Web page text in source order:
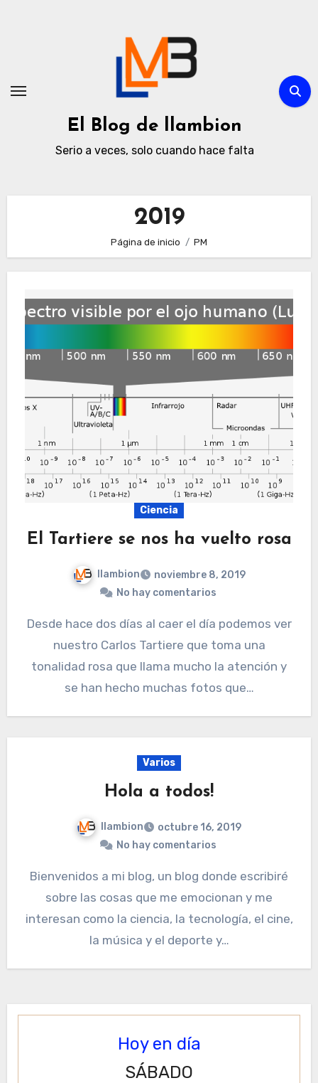
El Blog de llambion
Serio a veces, solo cuando hace falta
2019
Página de inicio PM
Ciencia
El Tartiere se nos ha vuelto rosa
llambion
noviembre 8, 2019
No hay comentarios
Desde hace dos días al caer el día podemos ver
nuestro Carlos Tartiere que toma una
tonalidad rosa que llama mucho la atención y
se han hecho muchas fotos que…
Varios
Hola a todos!
llambion
octubre 16, 2019
No hay comentarios
Bienvenidos a mi blog, un blog donde escribiré
sobre las cosas que me emocionan y me
interesan como la ciencia, la tecnología, el cine,
la música y el deporte y…
Hoy en día
SÁBADO